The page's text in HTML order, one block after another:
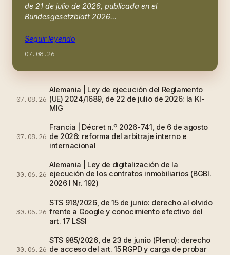
de 21 de julio de 2026, publicada en el
Bundesgesetzblatt 2026…
Seguir leyendo
07.08.26
07.08.26
Alemania | Ley de ejecución del Reglamento
(UE) 2024/1689, de 22 de julio de 2026: la KI-
MIG
07.08.26
Francia | Décret n.º 2026-741, de 6 de agosto
de 2026: reforma del arbitraje interno e
internacional
30.06.26
Alemania | Ley de digitalización de la
ejecución de los contratos inmobiliarios (BGBl.
2026 I Nr. 192)
30.06.26
STS 918/2026, de 15 de junio: derecho al olvido
frente a Google y conocimiento efectivo del
art. 17 LSSI
30.06.26
STS 985/2026, de 23 de junio (Pleno): derecho
de acceso del art. 15 RGPD y carga de probar